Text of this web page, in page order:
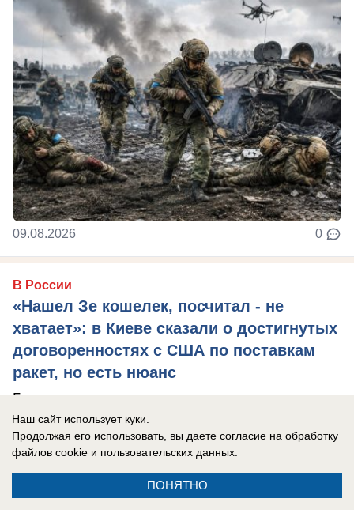
09.08.2026 0
В России
«Нашел Зе кошелек, посчитал - не
хватает»: в Киеве сказали о достигнутых
договоренностях с США по поставкам
ракет, но есть нюанс
Глава киевского режима признался, что просил
перехватчики у Израиля, но там даже за деньги
не продали.
Наш сайт использует куки.
Продолжая его использовать, вы даете согласие на обработку
файлов cookie и пользовательских данных.
ПОНЯТНО